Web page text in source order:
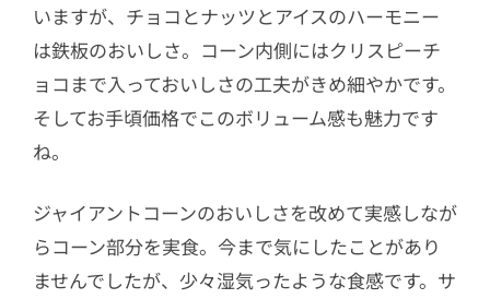
いますが、チョコとナッツとアイスのハーモニー
は鉄板のおいしさ。コーン内側にはクリスピーチ
ョコまで入っておいしさの工夫がきめ細やかです。
そしてお手頃価格でこのボリューム感も魅力です
ね。
ジャイアントコーンのおいしさを改めて実感しなが
らコーン部分を実食。今まで気にしたことがあり
ませんでしたが、少々湿気ったような食感です。サ